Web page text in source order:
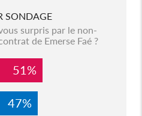
SONDAGE
surpris par le non-
de Emerse Faé ?
51%
47%